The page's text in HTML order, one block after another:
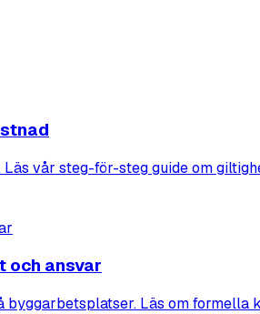
vår steg-för-steg guide om
och ansvar
Läs om